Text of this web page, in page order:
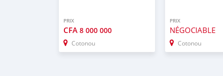
PRIX
CFA 8 000 000
Cotonou
PRIX
NÉGOCIABLE
Cotonou